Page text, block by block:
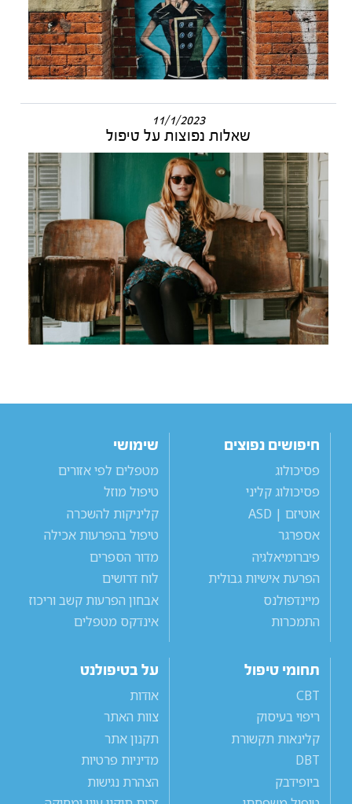
11/1/2023
שאלות נפוצות על טיפול
חיפושים נפוצים
פסיכולוג
פסיכולוג קליני
אוטיזם | ASD
אספרגר
פיברומיאלגיה
הפרעת אישיות גבולית
מיינדפולנס
התמכרות
שימושי
מטפלים לפי אזורים
טיפול מוזל
קליניקות להשכרה
טיפול בהפרעות אכילה
מדור הספרים
לוח דרושים
אבחון הפרעות קשב וריכוז
אינדקס מטפלים
תחומי טיפול
CBT
ריפוי בעיסוק
קלינאות תקשורת
DBT
ביופידבק
על בטיפולנט
אודות
צוות האתר
תקנון אתר
מדיניות פרטיות
הצהרת נגישות